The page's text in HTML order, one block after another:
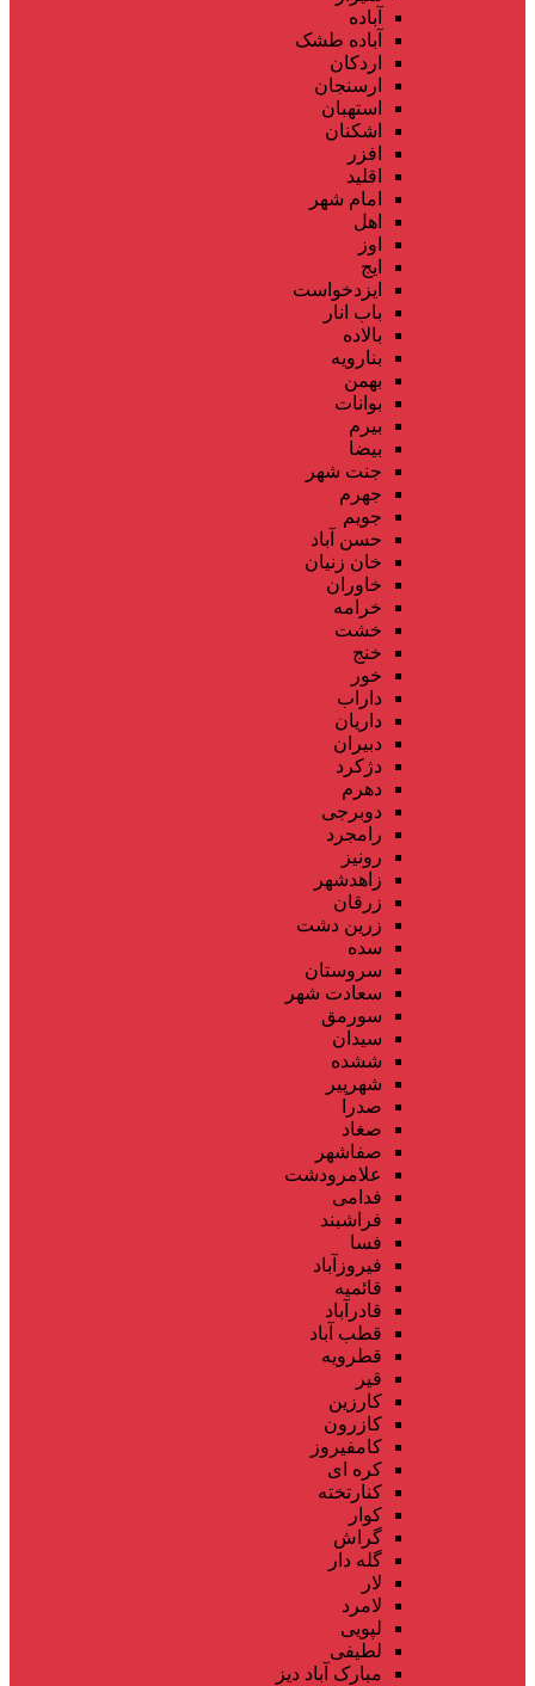
آباده
آباده طشک
اردکان
ارسنجان
استهبان
اشکنان
افزر
اقلید
امام شهر
اهل
اوز
ایج
ایزدخواست
باب انار
بالاده
بنارویه
بهمن
بوانات
بیرم
بیضا
جنت شهر
جهرم
جویم
حسن آباد
خان زنیان
خاوران
خرامه
خشت
خنج
خور
داراب
داریان
دبیران
دژکرد
دهرم
دوبرجی
رامجرد
رونیز
زاهدشهر
زرقان
زرین دشت
سده
سروستان
سعادت شهر
سورمق
سیدان
ششده
شهرپیر
صدرا
صغاد
صفاشهر
علامرودشت
فدامی
فراشبند
فسا
فیروزآباد
قائمیه
قادرآباد
قطب آباد
قطرویه
قیر
کارزین
کازرون
کامفیروز
کره ای
کنارتخته
کوار
گراش
گله دار
لار
لامرد
لپویی
لطیفی
مبارک آباد دیز